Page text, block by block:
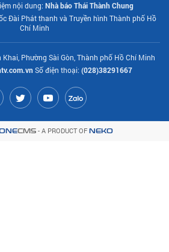
nội dung: Nhà báo Thái Thành Chung
Đài Phát thanh và Truyền hình Thành phố Hồ
Chí Minh
Phường Sài Gòn, Thành phố Hồ Chí Minh
Số điện thoại: (028)38291667
CMS- A PRODUCT OF NEKO